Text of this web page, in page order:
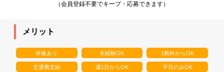
（会員登録不要でキープ・応募できます）
メリット
研修あり 未経験OK 1教科からOK
交通費支給 週1日からOK 平日のみOK